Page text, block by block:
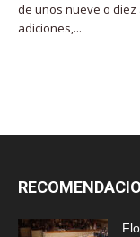
de unos nueve o
adiciones,...